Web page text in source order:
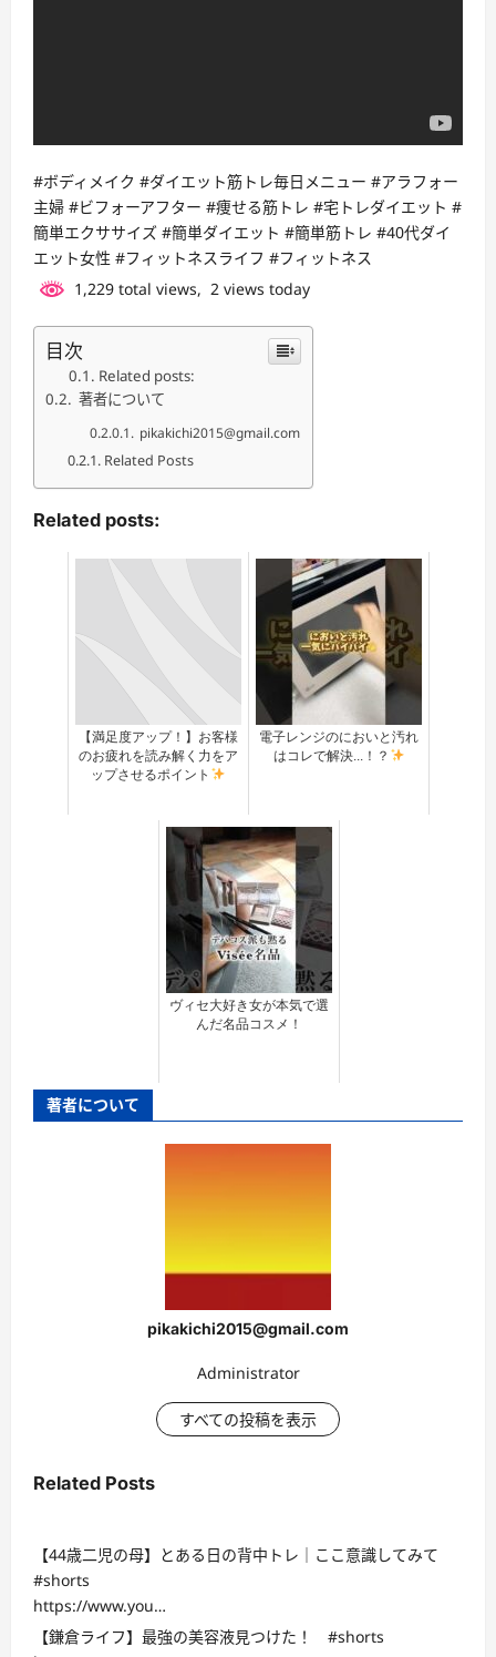
#ボディメイク #ダイエット筋トレ毎日メニュー #アラフォー
主婦 #ビフォーアフター #痩せる筋トレ #宅トレダイエット #
簡単エクササイズ #簡単ダイエット #簡単筋トレ #40代ダイ
エット女性 #フィットネスライフ #フィットネス
1,229 total views, 2 views today
目次
Related posts:
著者について
pikakichi2015@gmail.com
Related Posts
Related posts:
【満足度アップ！】お客様
のお疲れを読み解く力をア
ップさせるポイント
電子レンジのにおいと汚れ
はコレで解決...！？
ヴィセ大好き女が本気で選
んだ名品コスメ！
著者について
pikakichi2015@gmail.com
Administrator
すべての投稿を表示
Related Posts
【44歳二児の母】とある日の背中トレ｜ここ意識してみて
#shorts
https://www.you…
【鎌倉ライフ】最強の美容液見つけた！ #shorts